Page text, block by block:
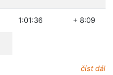
1:01:36 + 8:09
číst dál